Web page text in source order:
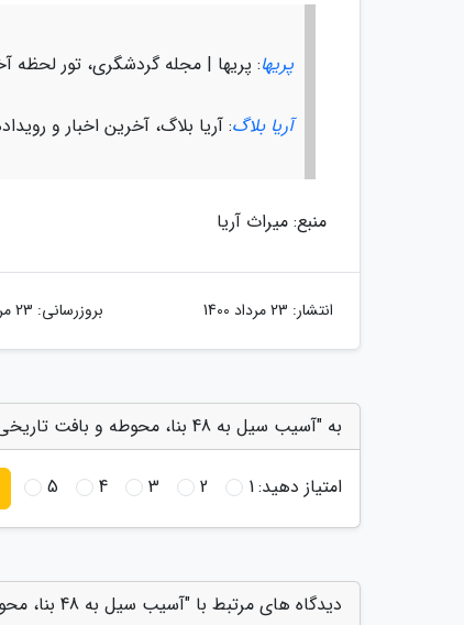
پریها: پریها | مجله گردشگری، تور لحظه
آریا بلاگ: آریا بلاگ، آخرین اخبار و
منبع: میراث آریا
انتشار: 23 مرداد 1400 بروزرسانی: 23 مرداد 1400
به "آسیب سیل به 48 بنا، محوطه و بافت تاریخی مازندران، مرمت بناهای آسیب دیده شروع شد" امتیاز دهید
امتیاز دهید:1
2
3
4
5
دیدگاه های مرتبط با "آسیب سیل به 48 بنا، محوطه و بافت تاریخی مازندران، مرمت بناهای آسیب دیده شروع شد"